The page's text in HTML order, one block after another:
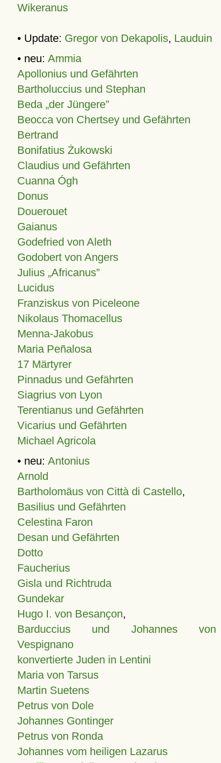
Wikeranus
• Update: Gregor von Dekapolis, Lauduin
• neu: Ammia
Apollonius und Gefährten
Bartholuccius und Stephan
Beda „der Jüngere”
Beocca von Chertsey und Gefährten
Bertrand
Bonifatius Żukowski
Claudius und Gefährten
Cuanna Ógh
Donus
Douerouet
Gaianus
Godefried von Aleth
Godobert von Angers
Julius Africanus
Lucidus
Franziskus von Piceleone
Nikolaus Thomacellus
Menna-Jakobus
Maria Peñalosa
17 Märtyrer
Pinnadus und Gefährten
Siagrius von Lyon
Terentianus und Gefährten
Vicarius und Gefährten
Michael Agricola
• neu: Antonius
Arnold
Bartholomäus von Città di Castello,
Basilius und Gefährten
Celestina Faron
Desan und Gefährten
Dotto
Faucherius
Gisla und Richtruda
Gundekar
Hugo I. von Besançon,
Barduccius und Johannes von
Vespignano
konvertierte Juden in Lentini
Maria von Tarsus
Martin Suetens
Petrus von Dole
Johannes Gontinger
Petrus von Ronda
Johannes vom heiligen Lazarus